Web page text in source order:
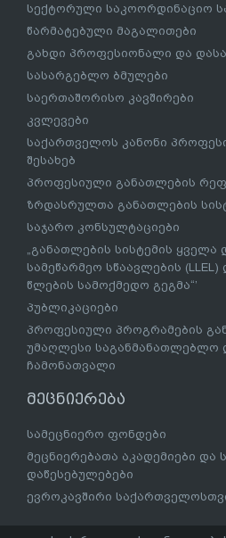
სექტორული საკოორდინაციო
წარმატებული მაგალითები
გახდი პროფესიონალი და
სასარგებლო ბმულები
საერთაშორისო კავშირები
კვლევები
საქართველოს კანონი
შესახებ
პროფესიული განათლების
ზრდასრულთა განათლების
საჯარო კონსულტაციები
„განათლების სისტემის ყველა
სამეწარმეო სწაავლების (LLEL)
წლების სამოქმედო გეგმა“’
პუბლიკაციები
პროფესიული პროგრამების
უმაღლესი საგანმანათლებლო
ჩამონათვალი
მეცნიერება
სამეცნიერო ფონდები
მეცნიერებათა აკადემიები და
დაწესებულებები
ევროკავშირი